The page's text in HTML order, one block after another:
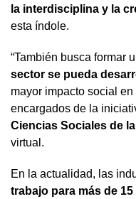
la interdisciplina y la
esta índole.
“También busca formar
sector se pueda
mayor impacto social
encargados de la
Ciencias Sociales de
virtual.
En la actualidad, las
trabajo para más de